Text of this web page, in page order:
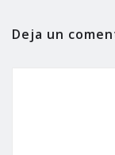
Deja un